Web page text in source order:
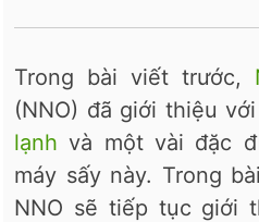
Trong bài viết trước,
(NNO) đã giới thiệu
lạnh và một vài đặc
máy sấy này. Trong
NNO sẽ tiếp tục giới